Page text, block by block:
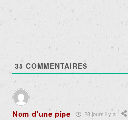
35 COMMENTAIRES
Nom d'une pipe 28 jours il y a